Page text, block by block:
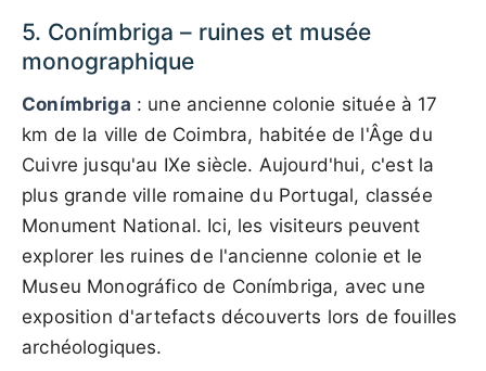
5. Conímbriga – ruines et musée
monographique
Conímbriga : une ancienne colonie située à 17
km de la ville de Coimbra, habitée de l'Âge du
Cuivre jusqu'au IXe siècle. Aujourd'hui, c'est la
plus grande ville romaine du Portugal, classée
Monument National. Ici, les visiteurs peuvent
explorer les ruines de l'ancienne colonie et le
Museu Monográfico de Conímbriga, avec une
exposition d'artefacts découverts lors de fouilles
archéologiques.